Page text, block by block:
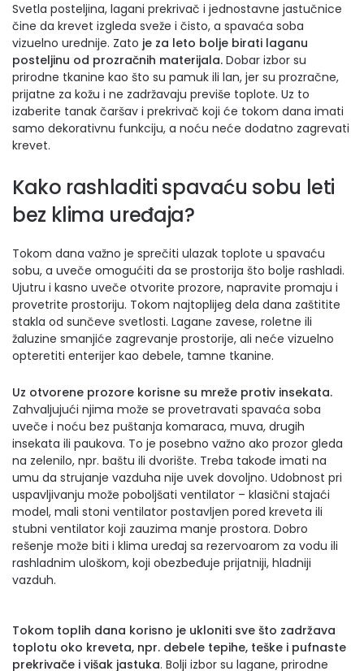
Svetla posteljina, lagani prekrivač i jednostavne jastučnice
čine da krevet izgleda sveže i čisto, a spavaća soba
vizuelno urednije. Zato je za leto bolje birati laganu
posteljinu od prozračnih materijala. Dobar izbor su
prirodne tkanine kao što su pamuk ili lan, jer su prozračne,
prijatne za kožu i ne zadržavaju previše toplote. Uz to
izaberite tanak čaršav i prekrivač koji će tokom dana imati
samo dekorativnu funkciju, a noću neće dodatno zagrevati
krevet.
Kako rashladiti spavaću sobu leti
bez klima uređaja?
Tokom dana važno je sprečiti ulazak toplote u spavaću
sobu, a uveče omogućiti da se prostorija što bolje rashladi.
Ujutru i kasno uveče otvorite prozore, napravite promaju i
provetrite prostoriju. Tokom najtoplijeg dela dana zaštitite
stakla od sunčeve svetlosti. Laganе zavese, roletne ili
žaluzine smanjiće zagrevanje prostorije, ali neće vizuelno
opteretiti enterijer kao debele, tamne tkanine.
Uz otvorene prozore korisne su mreže protiv insekata.
Zahvaljujući njima može se provetravati spavaća soba
uveče i noću bez puštanja komaraca, muva, drugih
insekata ili paukova. To je posebno važno ako prozor gleda
na zelenilo, npr. baštu ili dvorište. Treba takođe imati na
umu da strujanje vazduha nije uvek dovoljno. Udobnost pri
uspavljivanju može poboljšati ventilator – klasični stajaći
model, mali stoni ventilator postavljen pored kreveta ili
stubni ventilator koji zauzima manje prostora. Dobro
rešenje može biti i klima uređaj sa rezervoarom za vodu ili
rashladnim uloškom, koji obezbeđuje prijatniji, hladniji
vazduh.
Tokom toplih dana korisno je ukloniti sve što zadržava
toplotu oko kreveta, npr. debele tepihe, teške i pufnaste
prekrivače i višak jastuka. Bolji izbor su lagane, prirodne